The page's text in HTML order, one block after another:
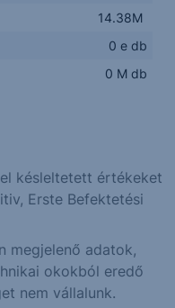
14.38M
0 e db
0 M db
késleltetett értékeket
Erste Befektetési
megjelenő adatok,
okokból eredő
nem vállalunk.